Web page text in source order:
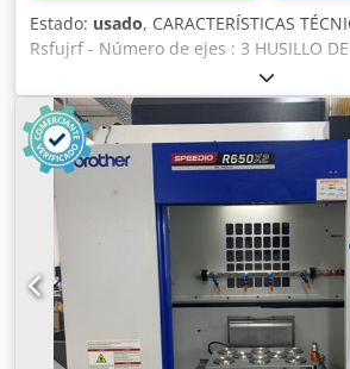
Estado: usado, CARACTERÍSTICAS
Rsfujrf - Número de ejes : 3 HUSILLO
porta-herramienta : HSK40 - Velocidad
[Rev./min] - Potencia de husillo : 7,6
Carreras ejes X/Y/Z : 500 / 410 / 610
HERRAMIENTAS - Tipo de cambiador
Bras chargeur - Capacidad del almacén
26 - Tiempo para cambiar la
Dimensiones mesa : 650 x 400 [mm] -
mesa : 200 [Kg] ALIMENTACIÓN
alimentación : 220 [V] - Potencia
DIMENSIONES TOTALES -
2.100 [mm] - Altura máquina : 2.274
máquina : 2.250 [Kg] HORAS MÁQUINA